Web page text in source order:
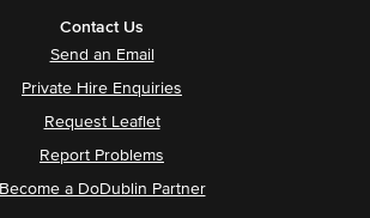
Contact Us
Send an Email
Private Hire Enquiries
Request Leaflet
Report Problems
Become a DoDublin Partner